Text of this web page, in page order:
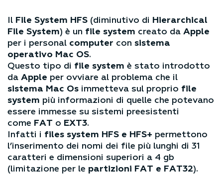
Il File System HFS (diminutivo di Hierarchical
File System) è un file system creato da Apple
per i personal computer con sistema
operativo Mac OS.
Questo tipo di file system è stato introdotto
da Apple per ovviare al problema che il
sistema Mac Os immetteva sul proprio file
system più informazioni di quelle che potevano
essere immesse su sistemi preesistenti
come FAT o EXT3.
Infatti i files system HFS e HFS+ permettono
l’inserimento dei nomi dei file più lunghi di 31
caratteri e dimensioni superiori a 4 gb
(limitazione per le partizioni FAT e FAT32).